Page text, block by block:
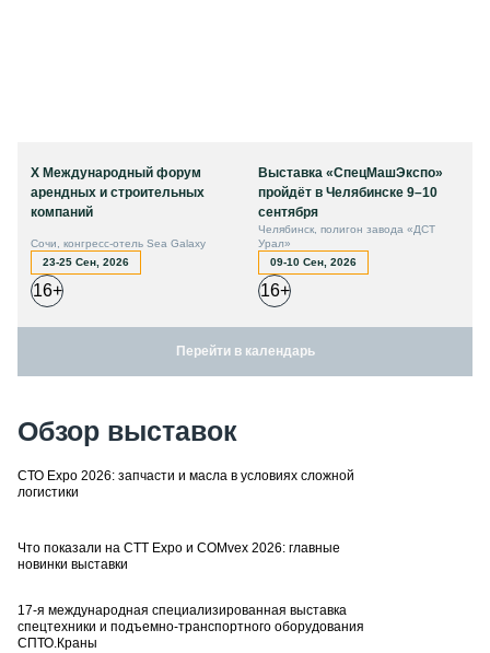
X Международный форум
арендных и строительных
компаний
Сочи, конгресс-отель Sea Galaxy
23-25 Сен, 2026
16+
Выставка «СпецМашЭкспо»
пройдёт в Челябинске 9–10
сентября
Челябинск, полигон завода «ДСТ
Урал»
09-10 Сен, 2026
16+
Перейти в календарь
Обзор выставок
СТО Expo 2026: запчасти и масла в условиях сложной
логистики
Что показали на CTT Expo и COMvex 2026: главные
новинки выставки
17-я международная специализированная выставка
спецтехники и подъемно-транспортного оборудования
СПТО.Краны